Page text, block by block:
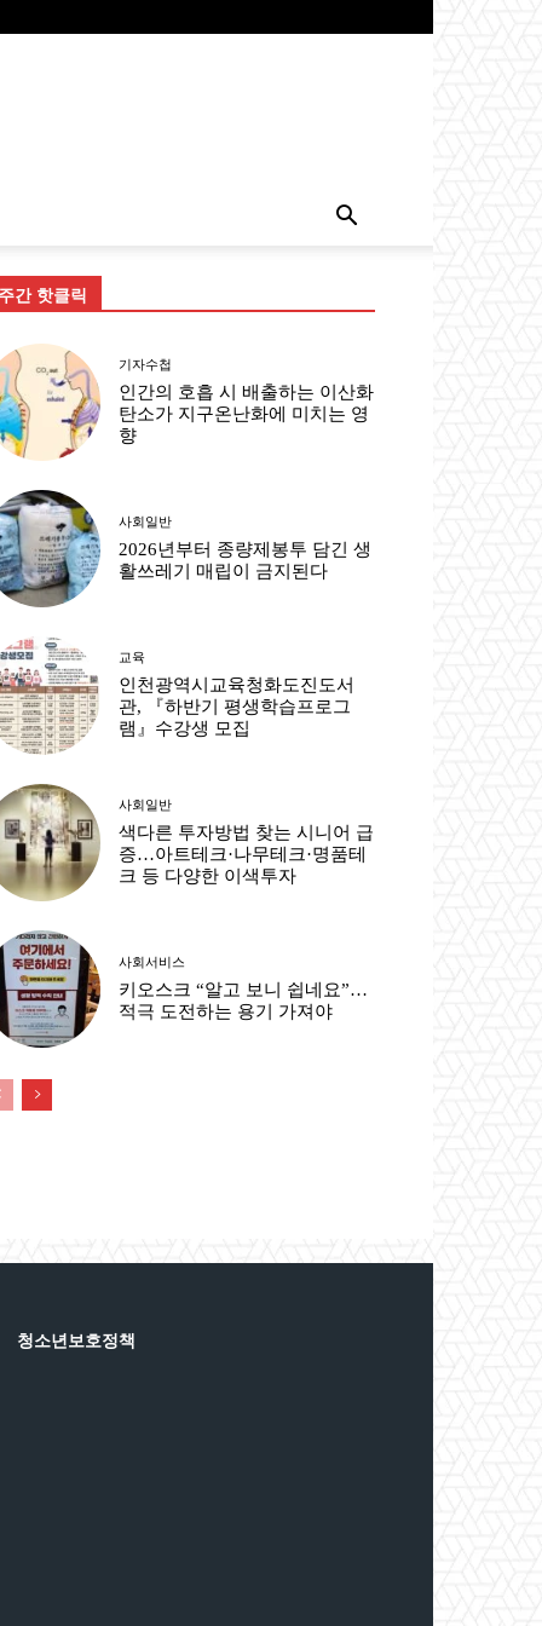
간 핫클릭
기자수첩
인간의 호흡 시 배출하는 이산화
탄소가 지구온난화에 미치는 영
향
사회일반
2026년부터 종량제봉투 담긴 생
활쓰레기 매립이 금지된다
교육
인천광역시교육청화도진도서
관, 『하반기 평생학습프로그
램』수강생 모집
사회일반
색다른 투자방법 찾는 시니어 급
증…아트테크·나무테크·명품테
크 등 다양한 이색투자
사회서비스
키오스크 “알고 보니 쉽네요”…
적극 도전하는 용기 가져야
청소년보호정책